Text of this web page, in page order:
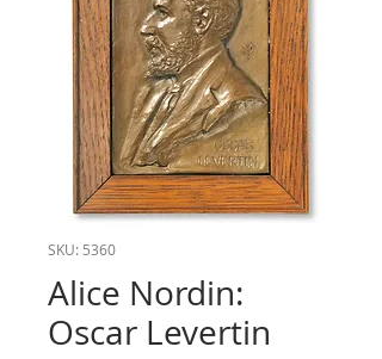
SKU: 5360
Alice Nordin:
Oscar Levertin